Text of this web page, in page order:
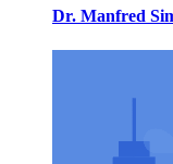
Dr. Manfred